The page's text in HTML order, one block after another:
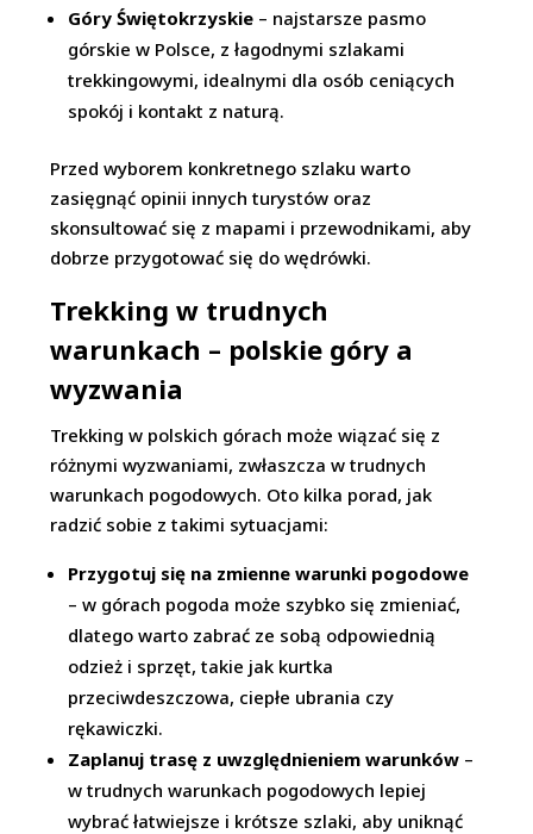
Góry Świętokrzyskie – najstarsze pasmo
górskie w Polsce, z łagodnymi szlakami
trekkingowymi, idealnymi dla osób ceniących
spokój i kontakt z naturą.
Przed wyborem konkretnego szlaku warto
zasięgnąć opinii innych turystów oraz
skonsultować się z mapami i przewodnikami, aby
dobrze przygotować się do wędrówki.
Trekking w trudnych
warunkach – polskie góry a
wyzwania
Trekking w polskich górach może wiązać się z
różnymi wyzwaniami, zwłaszcza w trudnych
warunkach pogodowych. Oto kilka porad, jak
radzić sobie z takimi sytuacjami:
Przygotuj się na zmienne warunki pogodowe
– w górach pogoda może szybko się zmieniać,
dlatego warto zabrać ze sobą odpowiednią
odzież i sprzęt, takie jak kurtka
przeciwdeszczowa, ciepłe ubrania czy
rękawiczki.
Zaplanuj trasę z uwzględnieniem warunków –
w trudnych warunkach pogodowych lepiej
wybrać łatwiejsze i krótsze szlaki, aby uniknąć